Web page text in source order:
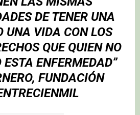
DE TENER UNA
UNA VIDA CON LOS
QUE QUIEN NO
ENFERMEDAD”
FUNDACIÓN